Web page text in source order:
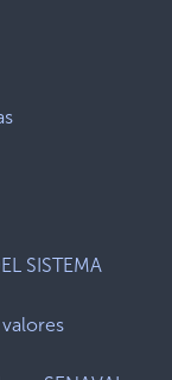
SISTEMA